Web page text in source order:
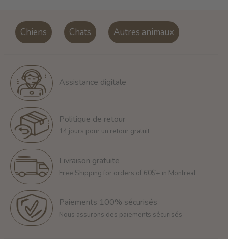
Chiens Chats Autres animaux
Assistance digitale
Politique de retour
14 jours pour un retour gratuit
Livraison gratuite
Free Shipping for orders of 60$+ in Montreal
Paiements 100% sécurisés
Nous assurons des paiements sécurisés